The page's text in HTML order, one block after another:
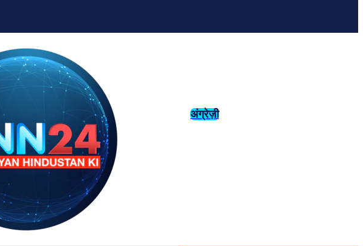
अंग्रेज़ी